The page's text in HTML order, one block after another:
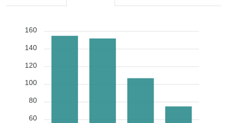
160
140
120
100
80
60